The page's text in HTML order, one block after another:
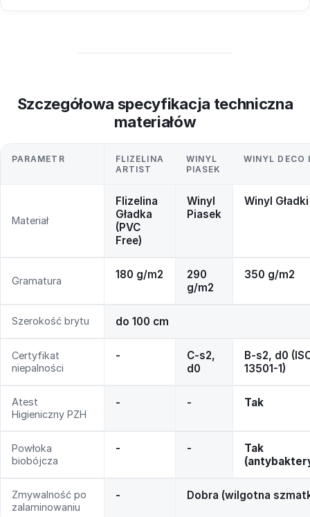
Szczegółowa specyfikacja techniczna
materiałów
PARAMETR
FLIZELINA
ARTIST
WINYL
PIASEK
WINYL DECO
Materiał
Flizelina
Gładka
(PVC
Free)
Winyl
Piasek
Winyl Gładki
Gramatura 180 g/m2
290
g/m2
350 g/m2
Szerokość brytu do 100 cm
Certyfikat
niepalności
-
C-s2,
d0
B-s2, d0
13501-1)
Atest
Higieniczny PZH
- - Tak
Powłoka
biobójcza
- -
Tak
Zmywalność po
zalaminowaniu
- Dobra (wilgotna